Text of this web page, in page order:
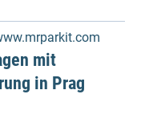
mit
in Prag